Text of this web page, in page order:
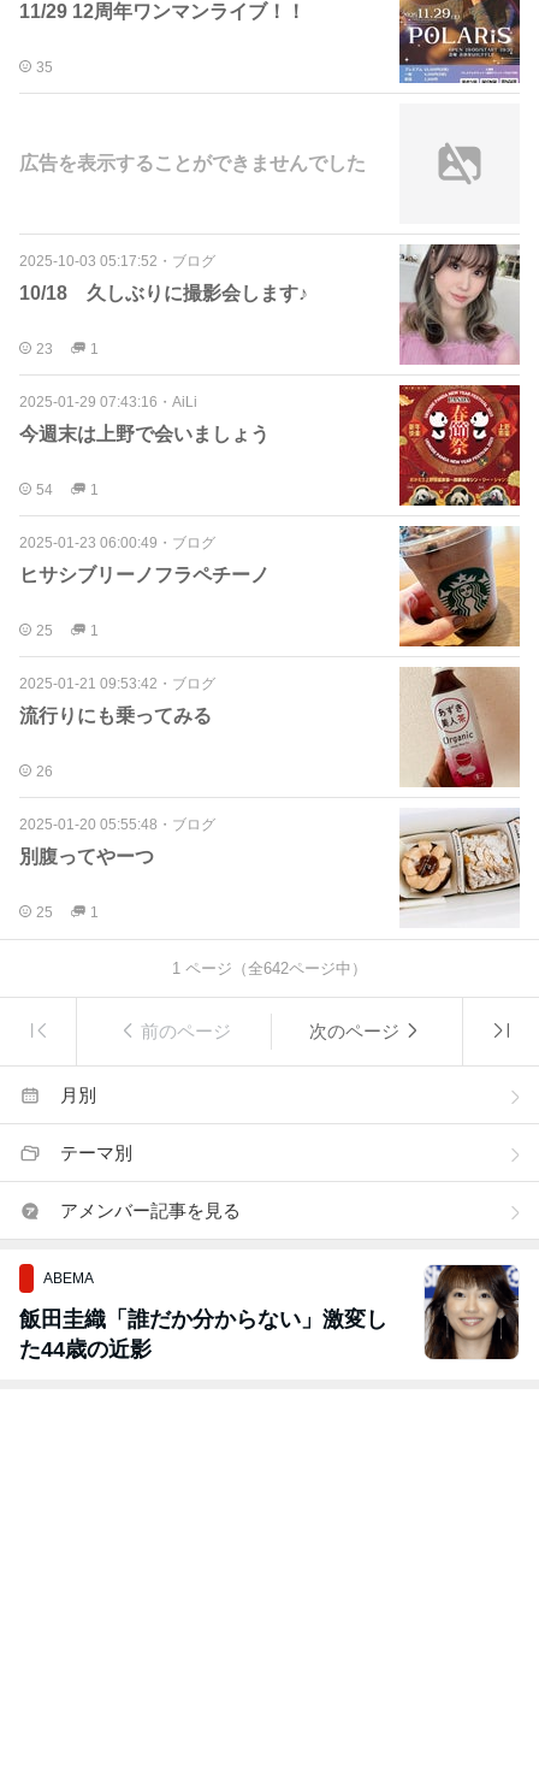
11/29 12周年ワンマンライブ！！
35
広告を表示することができませんでした
2025-10-03 05:17:52 ・ ブログ
10/18 久しぶりに撮影会します♪
23 1
2025-01-29 07:43:16 ・ AiLi
今週末は上野で会いましょう
54 1
2025-01-23 06:00:49 ・ ブログ
ヒサシブリーノフラペチーノ
25 1
2025-01-21 09:53:42 ・ ブログ
流行りにも乗ってみる
26
2025-01-20 05:55:48 ・ ブログ
別腹ってやーつ
25 1
1 ページ（全642ページ中）
前のページ 次のページ
月別
テーマ別
アメンバー記事を見る
ABEMA
飯田圭織「誰だか分からない」激変し
た44歳の近影